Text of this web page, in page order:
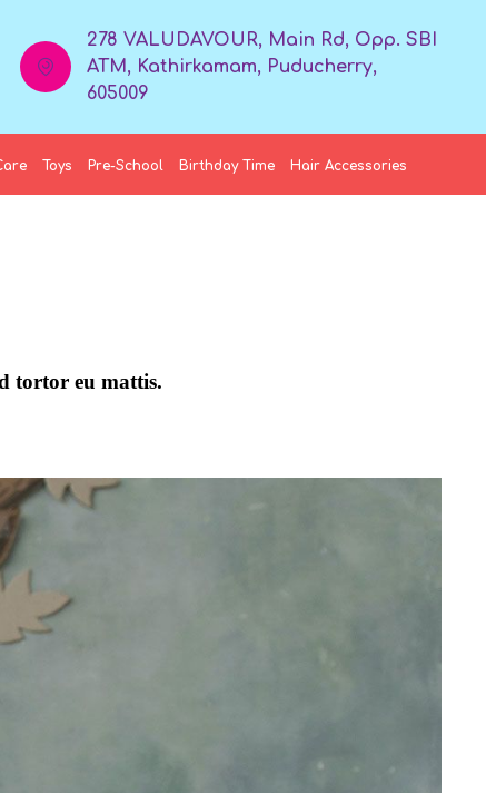
278 VALUDAVOUR, Main Rd, Opp. SBI
ATM, Kathirkamam, Puducherry,
605009
Toys Pre-School Birthday Time Hair Accessories
tortor eu mattis.